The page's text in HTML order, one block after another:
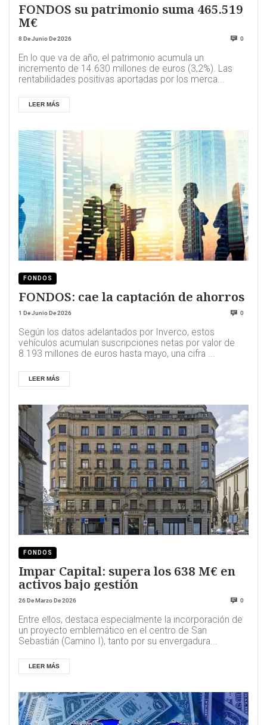
FONDOS su patrimonio suma 465.519
M€
8 De Junio De 2026 0
En lo que va de año, el patrimonio acumula un
incremento de 14.630 millones de euros (3,2%). Las
rentabilidades positivas aportadas por los merca...
LEER MÁS
FONDOS
FONDOS: cae la captación de ahorros
1 De Junio De 2026 0
Según los datos adelantados por Inverco, estos
vehículos acumulan suscripciones netas por valor de
8.193 millones de euros hasta mayo, una cifra ...
LEER MÁS
FONDOS
Impar Capital: supera los 638 M€ en
activos bajo gestión
26 De Marzo De 2026 0
Entre ellos, destaca especialmente la incorporación de
un proyecto emblemático en el centro de San
Sebastián (Camino I), tanto por su envergadura...
LEER MÁS